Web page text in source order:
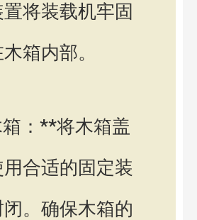
将装载机牢固
箱内部。
：**将木箱盖
用合适的固定装
。确保木箱的